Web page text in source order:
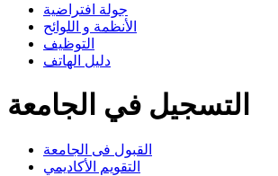
جولة افتراضية
الأنظمة و اللوائح
التوظيف
دليل الهاتف
التسجيل في الجامعة
القبول فى الجامعة
التقويم الأكاديمي